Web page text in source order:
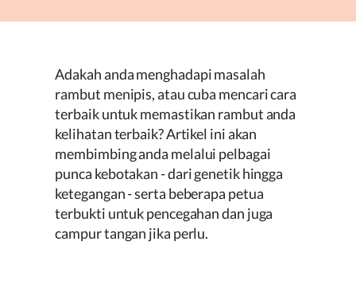
Adakah anda menghadapi masalah
rambut menipis, atau cuba mencari cara
terbaik untuk memastikan rambut anda
kelihatan terbaik? Artikel ini akan
membimbing anda melalui pelbagai
punca kebotakan - dari genetik hingga
ketegangan - serta beberapa petua
terbukti untuk pencegahan dan juga
campur tangan jika perlu.